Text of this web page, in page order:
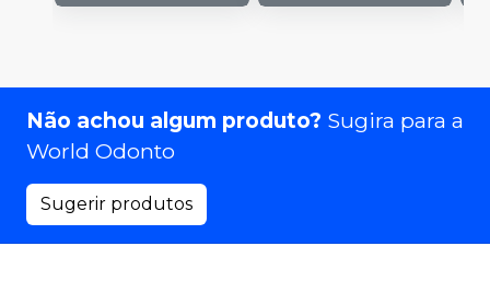
Não achou algum produto? Sugira para a
World Odonto
Sugerir produtos